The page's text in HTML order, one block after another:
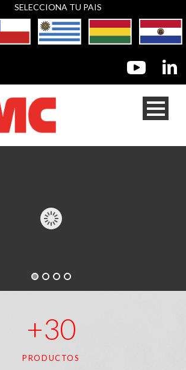
SELECCIONA TU PAIS
+30
PRODUCTOS